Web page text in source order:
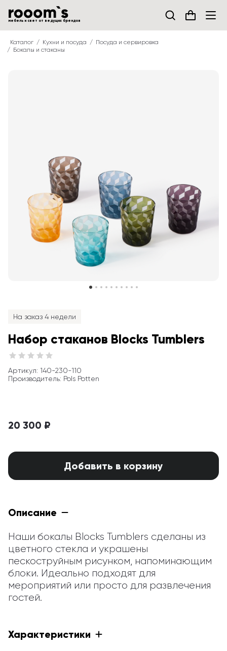
мебель и свет от ведущих брендов
Каталог Кухни и посуда
Посуда и сервировка
Бокалы и стаканы
На заказ 4 недели
Набор стаканов Blocks Tumblers
Артикул: 140-230-110
Производитель: Pols Potten
20 300 ₽
Добавить в корзину
Описание
Наши бокалы Blocks Tumblers сделаны из
цветного стекла и украшены
пескоструйным рисунком, напоминающим
блоки. Идеально подходят для
мероприятий или просто для развлечения
гостей.
Характеристики